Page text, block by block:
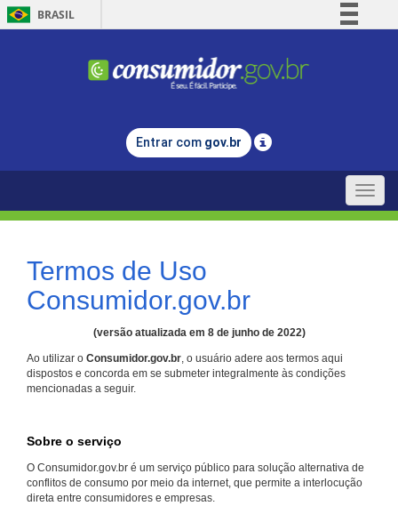
BRASIL
Comunica BR
Legislação
Entrar com gov.br
Toggle
Termos de Uso
Consumidor.gov.br
(versão atualizada em 8 de junho de 2022)
Ao utilizar o Consumidor.gov.br, o usuário adere aos termos aqui
dispostos e concorda em se submeter integralmente às condições
mencionadas a seguir.
Sobre o serviço
O Consumidor.gov.br é um serviço público para solução alternativa de
conflitos de consumo por meio da internet, que permite a interlocução
direta entre consumidores e empresas.